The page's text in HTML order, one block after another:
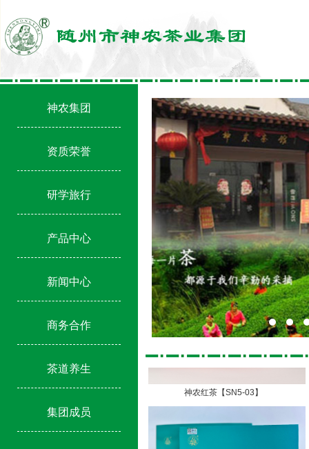
神农集团
资质荣誉
研学旅行
产品中心
新闻中心
商务合作
茶道养生
集团成员